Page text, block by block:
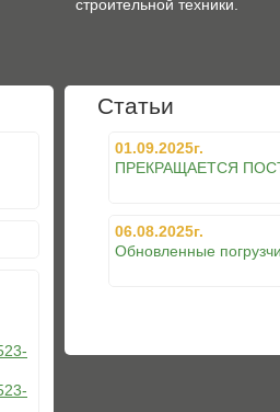
строительной техники.
Статьи
01.09.2025г.
ПРЕКРАЩАЕТСЯ
06.08.2025г.
Обновленные